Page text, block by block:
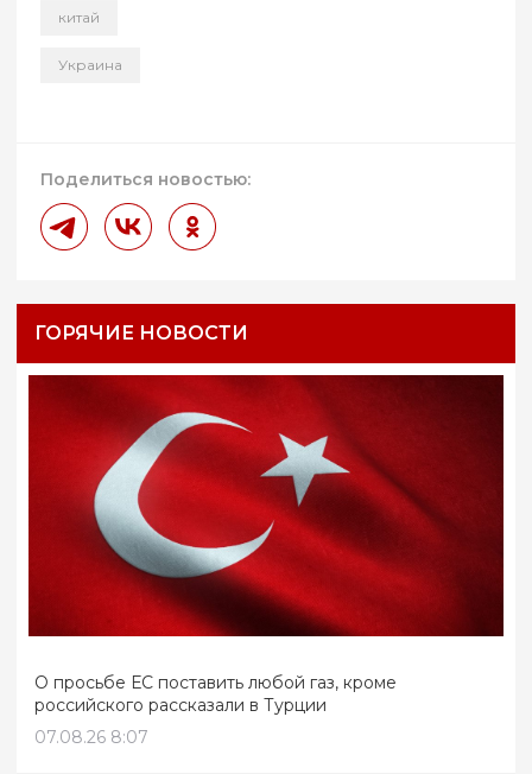
китай
Украина
Поделиться новостью:
ГОРЯЧИЕ НОВОСТИ
О просьбе ЕС поставить любой газ, кроме
российского рассказали в Турции
07.08.26 8:07